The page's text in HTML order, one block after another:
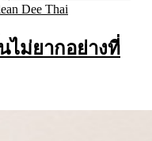
Dee Thai
ไม่ยากอย่างที่